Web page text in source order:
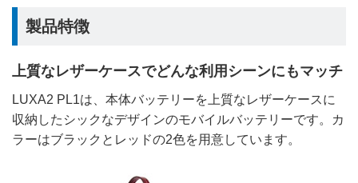
製品特徴
上質なレザーケースでどんな利用シーンにもマッチ
LUXA2 PL1は、本体バッテリーを上質なレザーケースに
収納したシックなデザインのモバイルバッテリーです。カ
ラーはブラックとレッドの2色を用意しています。